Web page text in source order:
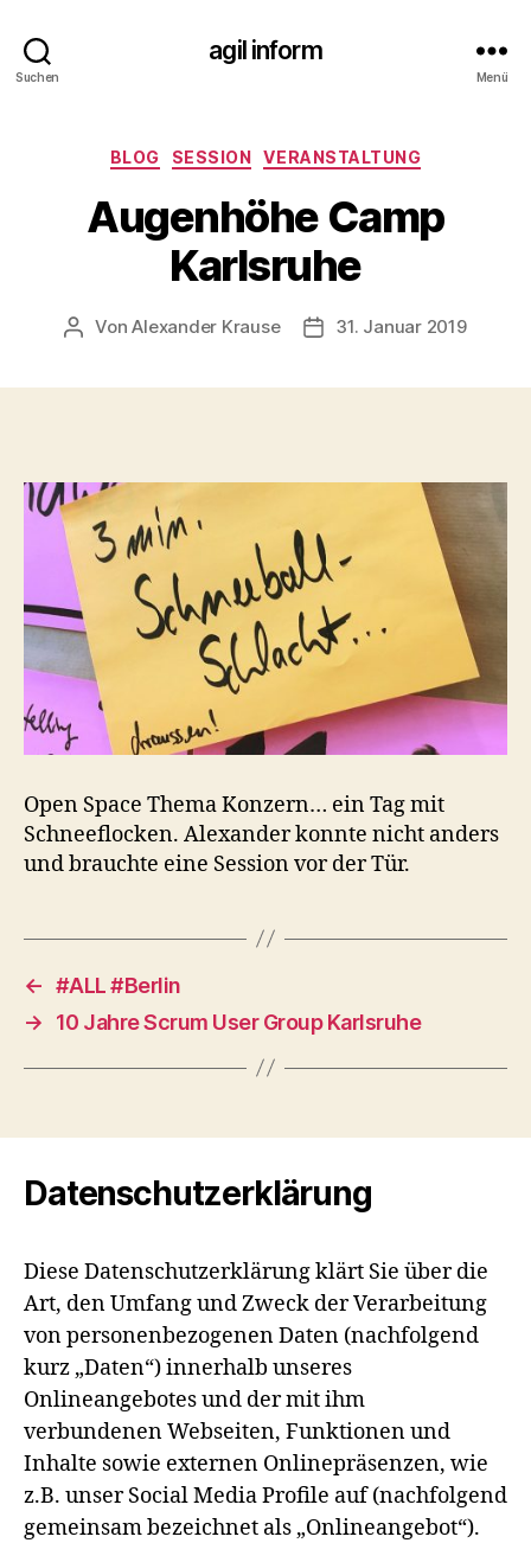
Suchen
agil inform
Menü
Kategorien
BLOG SESSION VERANSTALTUNG
Augenhöhe Camp
Karlsruhe
Beitragsautor
VonAlexander Krause Veröffentlichungsdatum
31. Januar 2019
Open Space Thema Konzern… ein Tag mit
Schneeflocken. Alexander konnte nicht anders
und brauchte eine Session vor der Tür.
← #ALL #Berlin
→
10 Jahre Scrum User Group Karlsruhe
Datenschutzerklärung
Diese Datenschutzerklärung klärt Sie über die
Art, den Umfang und Zweck der Verarbeitung
von personenbezogenen Daten (nachfolgend
kurz „Daten“) innerhalb unseres
Onlineangebotes und der mit ihm
verbundenen Webseiten, Funktionen und
Inhalte sowie externen Onlinepräsenzen, wie
z.B. unser Social Media Profile auf (nachfolgend
gemeinsam bezeichnet als „Onlineangebot“).